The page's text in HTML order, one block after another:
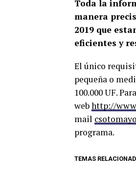
Toda la
manera
2019 que
eficientes y
El único
pequeña o
100.000 UF.
webhttp://
mail
programa.
TEMAS